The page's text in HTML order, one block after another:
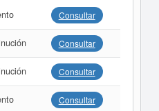
Consultar
Consultar
Consultar
Consultar